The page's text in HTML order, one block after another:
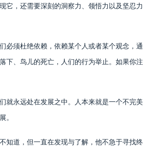
，还需要深刻的洞察力、领悟力以及坚忍
须杜绝依赖，依赖某个人或者某个观念，
、鸟儿的死亡，人们的行为举止。如果你
永远处在发展之中。人本来就是一个不完
。
道，但一直在发现与了解，他不急于寻找